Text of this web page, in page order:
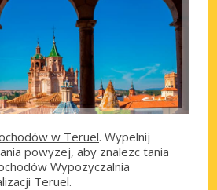
w Teruel. Wypelnij
powyzej, aby znalezc tania
Wypozyczalnia
Teruel.